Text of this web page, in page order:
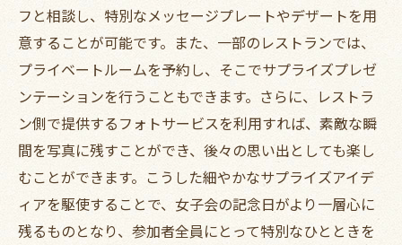
フと相談し、特別なメッセージプレートやデザートを用
意することが可能です。また、一部のレストランでは、
プライベートルームを予約し、そこでサプライズプレゼ
ンテーションを行うこともできます。さらに、レストラ
ン側で提供するフォトサービスを利用すれば、素敵な瞬
間を写真に残すことができ、後々の思い出としても楽し
むことができます。こうした細やかなサプライズアイデ
ィアを駆使することで、女子会の記念日がより一層心に
残るものとなり、参加者全員にとって特別なひとときを